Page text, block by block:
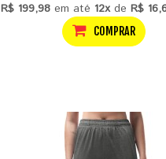
R$ 199,98em até 12xde R$
COMPRAR